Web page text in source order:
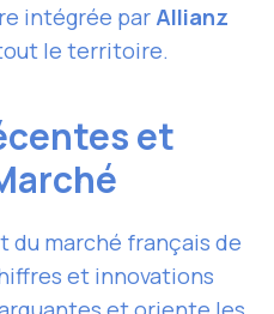
intégrée par Allianz
le territoire.
et
du marché français de
et innovations